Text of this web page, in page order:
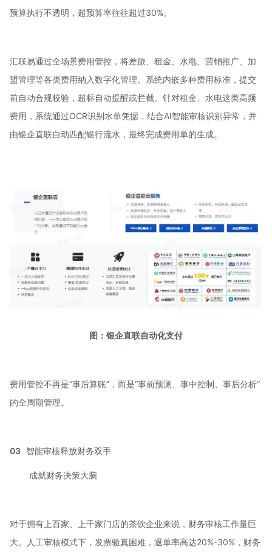
预算执行不透明，超预算率往往超过30%。
汇联易通过全场景费用管控，将差旅、租金、水电、营销推广、加
盟管理等各类费用纳入数字化管理。系统内嵌多种费用标准，提交
前自动合规校验，超标自动提醒或拦截。针对租金、水电这类高频
费用，系统通过OCR识别水单凭据，结合AI智能审核识别异常，并
由银企直联自动匹配银行流水，最终完成费用单的生成。
图：银企直联自动化支付
费用管控不再是“事后算账”，而是“事前预测、事中控制、事后分析”
的全周期管理。
03 智能审核释放财务双手
成就财务决策大脑
对于拥有上百家、上千家门店的茶饮企业来说，财务审核工作量巨
大。人工审核模式下，发票验真困难，退单率高达20%-30%，财务